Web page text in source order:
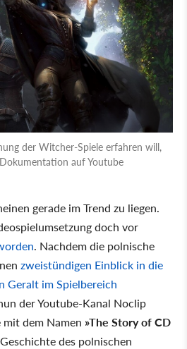
der Witcher-Spiele erfahren will,
auf Youtube
gerade im Trend zu liegen.
doch vor
. Nachdem die polnische
zweistündigen Einblick in die
Geralt im Spielbereich
der Youtube-Kanal Noclip
dem Namen »The Story of CD
des polnischen